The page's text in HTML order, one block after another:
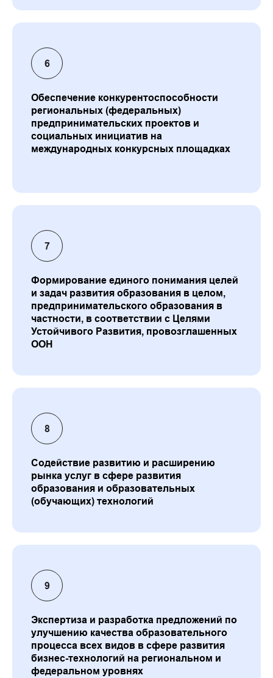
Обеспечение конкурентоспособности
региональных (федеральных)
предпринимательских проектов и
социальных инициатив на
международных конкурсных площадках
Формирование единого понимания целей
и задач развития образования в целом,
предпринимательского образования в
частности, в соответствии с Целями
Устойчивого Развития, провозглашенных
ООН
Содействие развитию и расширению
рынка услуг в сфере развития
образования и образовательных
(обучающих) технологий
Экспертиза и разработка предложений по
улучшению качества образовательного
процесса всех видов в сфере развития
бизнес-технологий на региональном и
федеральном уровнях